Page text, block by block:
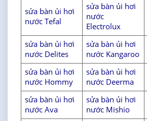
sửa bàn ủi hơi
nước Tefal
sửa bàn ủi hơi
nước
Electrolux
sửa bàn ủi hơi
nước Delites
sửa bàn ủi hơi
nước Kangaroo
sửa bàn ủi hơi
nước Hommy
sửa bàn ủi hơi
nước Deerma
sửa bàn ủi hơi
nước Ava
sửa bàn ủi hơi
nước Mishio